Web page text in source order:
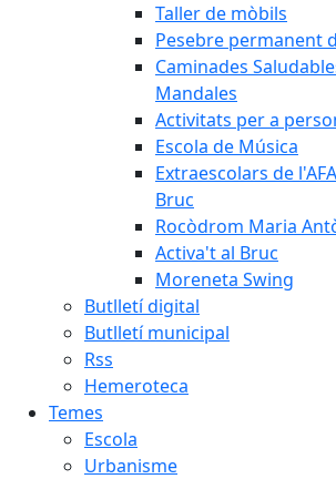
Taller de mòbils
Pesebre permanent
Caminades
Mandales
Activitats per a
Escola de Música
Extraescolars de
Bruc
Rocòdrom Maria
Activa't al Bruc
Moreneta Swing
Butlletí digital
Butlletí municipal
Rss
Hemeroteca
Temes
Escola
Urbanisme